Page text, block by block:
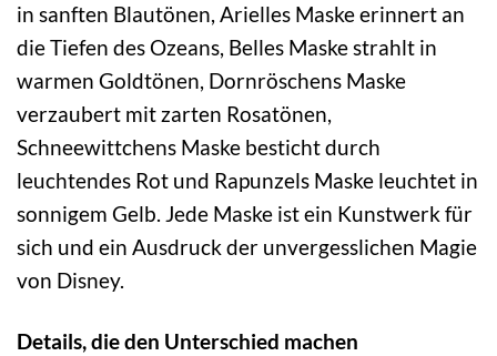
in sanften Blautönen, Arielles Maske erinnert an
die Tiefen des Ozeans, Belles Maske strahlt in
warmen Goldtönen, Dornröschens Maske
verzaubert mit zarten Rosatönen,
Schneewittchens Maske besticht durch
leuchtendes Rot und Rapunzels Maske leuchtet in
sonnigem Gelb. Jede Maske ist ein Kunstwerk für
sich und ein Ausdruck der unvergesslichen Magie
von Disney.
Details, die den Unterschied machen